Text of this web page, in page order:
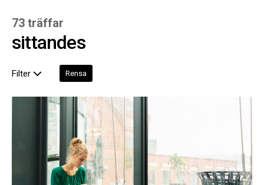
73 träffar
sittandes
Filter Rensa